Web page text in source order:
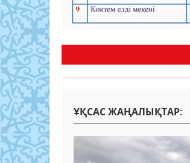
ҰҚСАС ЖАҢАЛЫҚТАР: